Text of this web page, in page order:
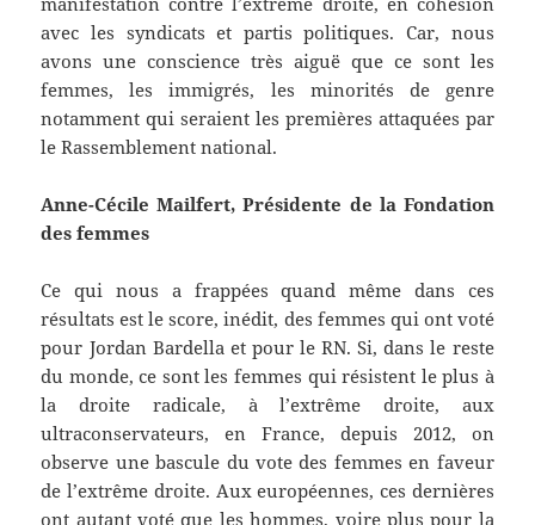
avec les syndicats et partis politiques. Car, nous
avons une conscience très aiguë que ce sont les
femmes, les immigrés, les minorités de genre
notamment qui seraient les premières attaquées par
le Rassemblement national.
Anne-Cécile Mailfert, Présidente de la Fondation
des femmes
Ce qui nous a frappées quand même dans ces
résultats est le score, inédit, des femmes qui ont voté
pour Jordan Bardella et pour le RN. Si, dans le reste
du monde, ce sont les femmes qui résistent le plus à
la droite radicale, à l’extrême droite, aux
ultraconservateurs, en France, depuis 2012, on
observe une bascule du vote des femmes en faveur
de l’extrême droite. Aux européennes, ces dernières
ont autant voté que les hommes, voire plus pour la